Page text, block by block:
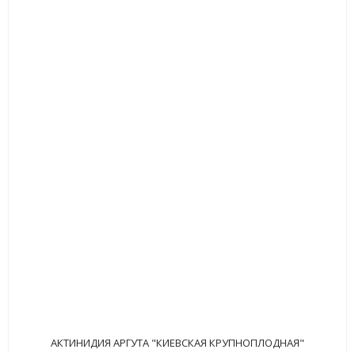
АКТИНИДИЯ АРГУТА "КИЕВСКАЯ КРУПНОПЛОДНАЯ"